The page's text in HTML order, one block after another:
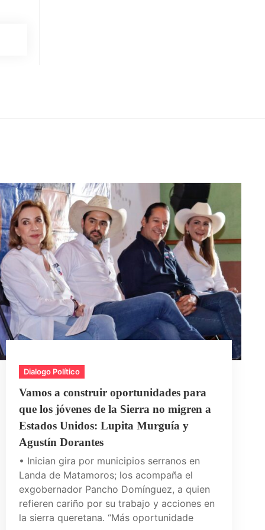
Dialogo Político
Vamos a construir oportunidades para
que los jóvenes de la Sierra no migren a
Estados Unidos: Lupita Murguía y
Agustín Dorantes
• Inician gira por municipios serranos en
Landa de Matamoros; los acompaña el
exgobernador Pancho Domínguez, a quien
refieren cariño por su trabajo y acciones en
la sierra queretana. “Más oportunidade